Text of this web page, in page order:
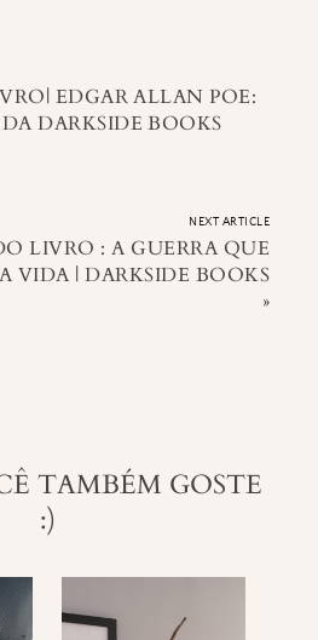
EDGAR ALLAN POE:
DARKSIDE BOOKS
NEXT ARTICLE
LIVRO : A GUERRA QUE
VIDA | DARKSIDE BOOKS
»
TAMBÉM GOSTE
:)